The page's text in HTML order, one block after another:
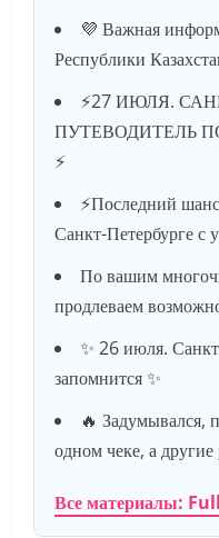
💜 Важная
Республики
⚡️27 ИЮЛЯ.
ПУТЕВОДИТЕЛЬ
⚡️
⚡️Последний
Санкт-Петербурге с
По вашим
продлеваем
✨ 26 июля.
запомнится ✨
🔥 Задумывался,
одном чеке, а
Все материалы: